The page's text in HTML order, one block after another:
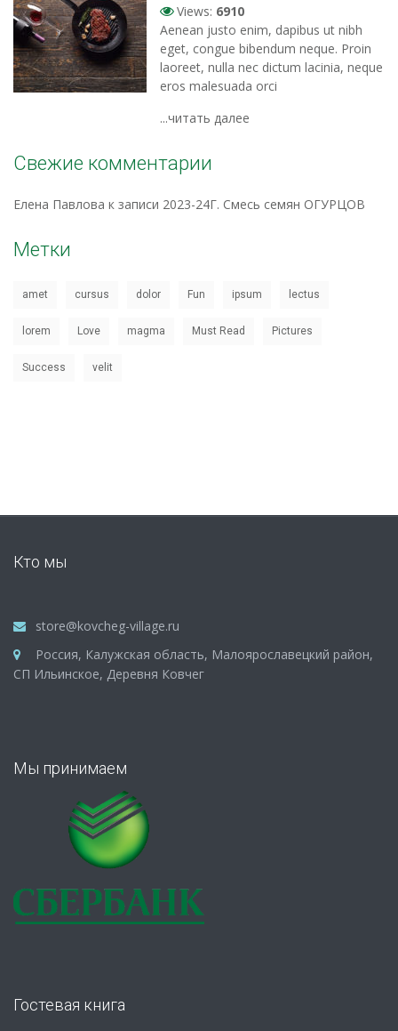
Views: 6910
Aenean justo enim, dapibus ut nibh
eget, congue bibendum neque. Proin
laoreet, nulla nec dictum lacinia, neque
eros malesuada orci
...читать далее
Свежие комментарии
Елена Павлова к записи 2023-24Г. Смесь семян ОГУРЦОВ
Метки
amet cursus dolor Fun ipsum lectus
lorem Love magma Must Read Pictures
Success velit
Кто мы
store@kovcheg-village.ru
Россия, Калужская область, Малоярославецкий район,
СП Ильинское, Деревня Ковчег
Мы принимаем
Гостевая книга